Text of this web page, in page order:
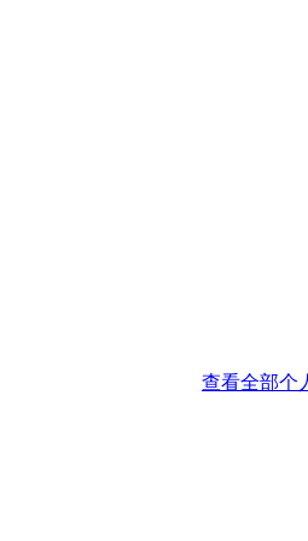
查看全部个